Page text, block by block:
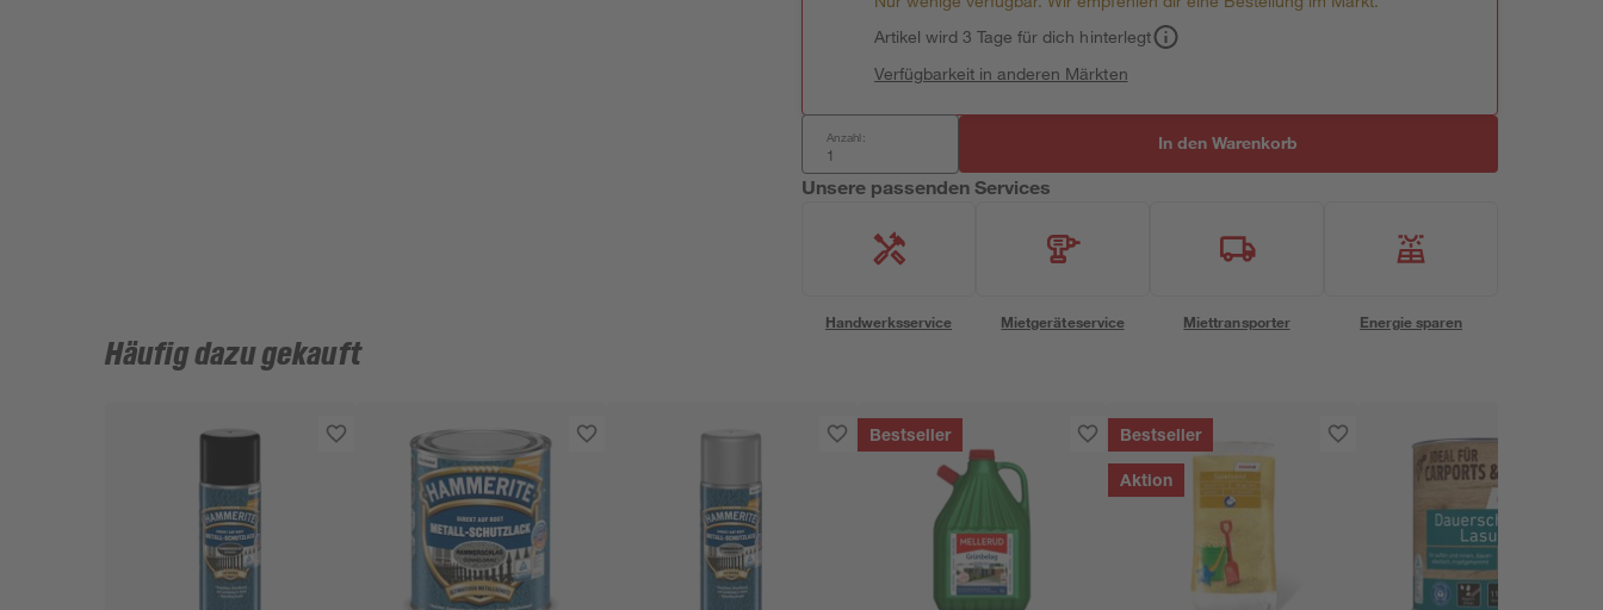
Artikel wird 3 Tage für dich hinterlegt
Verfügbarkeit in anderen Märkten
Anzahl: In den Warenkorb
Unsere passenden Services
Handwerksservice Mietgeräteservice Miettransporter Energie sparen
Häufig dazu gekauft
Bestseller Bestseller
Aktion